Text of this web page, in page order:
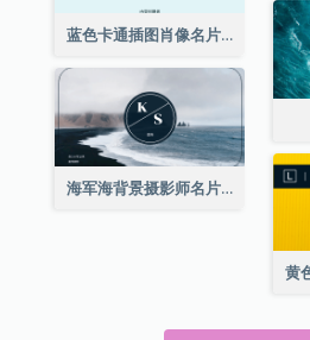
蓝色卡通插图肖像名片
海军海背景摄影师名片